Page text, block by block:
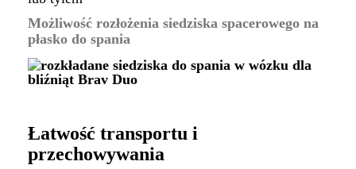
Możliwość rozłożenia siedziska spacerowego na
płasko do spania
Łatwość transportu i
przechowywania